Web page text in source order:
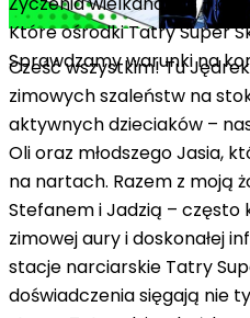
Które ośrodki Tatry Super
Sprawdzamy warunki na
Cześć wszystkim! Tu
zimowych szaleństw na
aktywnych dzieciaków –
Oli oraz młodszego Jasia,
na nartach. Razem z moją
Stefanem i Jadzią – często
zimowej aury i doskonałej
stacje narciarskie Tatry
doświadczenia sięgają nie